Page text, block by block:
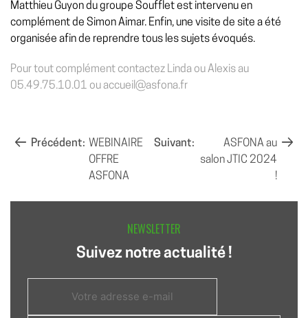
Matthieu Guyon du groupe Soufflet est intervenu en
complément de Simon Aimar. Enfin, une visite de site a été
organisée afin de reprendre tous les sujets évoqués.
Pour tout complément contactez Linda ou Alexis au
05.49.75.10.01 ou accueil@asfona.fr
NAVIGATION
Précédent: WEBINAIRE
OFFRE
ASFONA
Suivant:
ASFONA au
salon JTIC 2024
!
NEWSLETTER
Suivez notre actualité !